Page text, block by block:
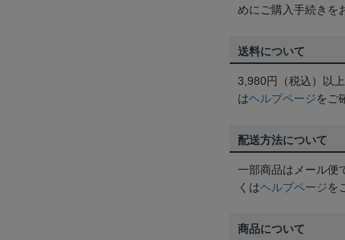
めにご購入手続きを
送料について
3,980円（税込）以
はヘルプページをご
配送方法について
一部商品はメール便
くはヘルプページを
商品について